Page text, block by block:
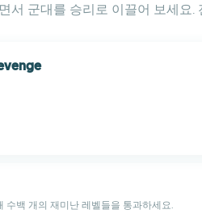
서 군대를 승리로 이끌어 보세요
수백 개의 재미난 레벨들을 통과하세요.